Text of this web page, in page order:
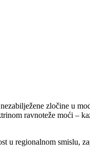
zločine u
ravnoteže moći –
u regionalnom smislu,